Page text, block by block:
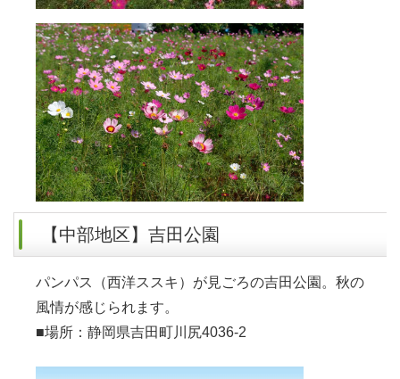
【中部地区】吉田公園
パンパス（西洋ススキ）が見ごろの吉田公園。秋の
風情が感じられます。
■場所：静岡県吉田町川尻4036-2